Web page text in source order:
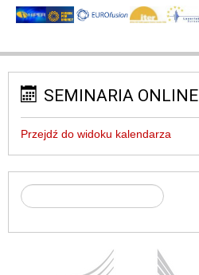
SEMINARIA ONLINE
Przejdź do widoku kalendarza